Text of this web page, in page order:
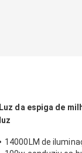
Luz da espiga de
luz
14000LM de